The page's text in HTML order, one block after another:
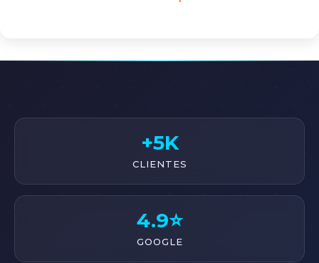
+5K
CLIENTES
4.9⭐
GOOGLE